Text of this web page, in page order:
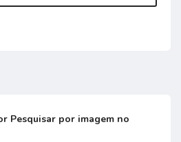
Pesquisar por imagem no